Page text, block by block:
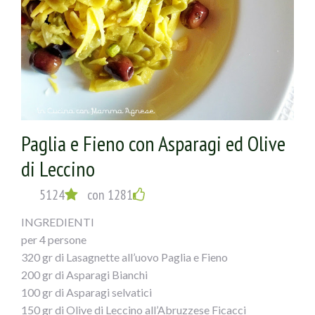
Paglia e Fieno con Asparagi ed Olive
di Leccino
5124 con 1281
INGREDIENTI
per 4 persone
320 gr di Lasagnette all’uovo Paglia e Fieno
200 gr di Asparagi Bianchi
100 gr di Asparagi selvatici
150 gr di Olive di Leccino all’Abruzzese Ficacci